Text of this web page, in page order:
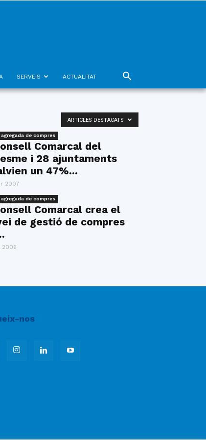
SERVEIS ACTUALITAT
ARTICLES DESTACATS
de compres
Comarcal del
i 28 ajuntaments
un 47%...
2007
de compres
Comarcal crea el
de gestió de compres
2006
nos